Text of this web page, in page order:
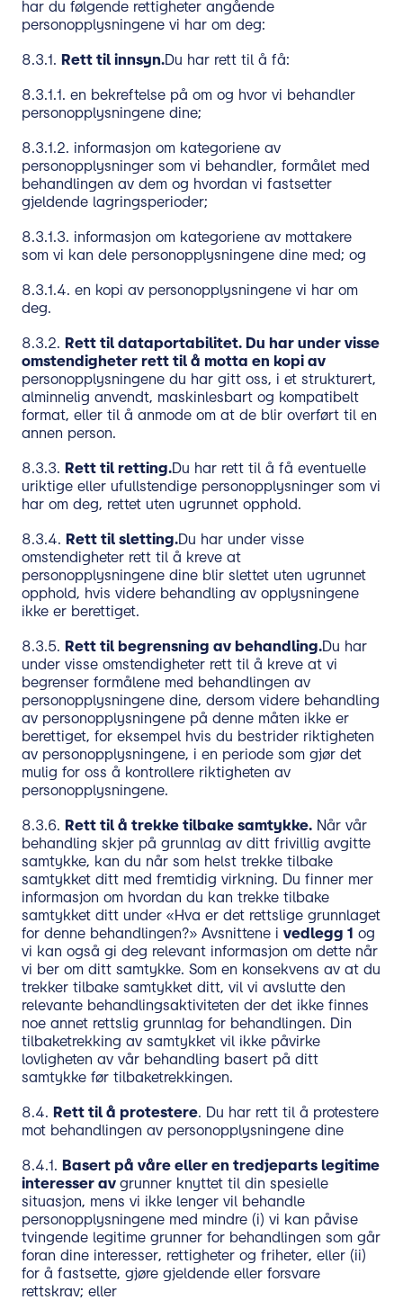
har du følgende rettigheter angående
personopplysningene vi har om deg:
8.3.1. Rett til innsyn.Du har rett til å få:
8.3.1.1. en bekreftelse på om og hvor vi behandler
personopplysningene dine;
8.3.1.2. informasjon om kategoriene av
personopplysninger som vi behandler, formålet med
behandlingen av dem og hvordan vi fastsetter
gjeldende lagringsperioder;
8.3.1.3. informasjon om kategoriene av mottakere
som vi kan dele personopplysningene dine med; og
8.3.1.4. en kopi av personopplysningene vi har om
deg.
8.3.2. Rett til dataportabilitet. Du har under visse
omstendigheter rett til å motta en kopi av
personopplysningene du har gitt oss, i et strukturert,
alminnelig anvendt, maskinlesbart og kompatibelt
format, eller til å anmode om at de blir overført til en
annen person.
8.3.3. Rett til retting.Du har rett til å få eventuelle
uriktige eller ufullstendige personopplysninger som vi
har om deg, rettet uten ugrunnet opphold.
8.3.4. Rett til sletting.Du har under visse
omstendigheter rett til å kreve at
personopplysningene dine blir slettet uten ugrunnet
opphold, hvis videre behandling av opplysningene
ikke er berettiget.
8.3.5. Rett til begrensning av behandling.Du har
under visse omstendigheter rett til å kreve at vi
begrenser formålene med behandlingen av
personopplysningene dine, dersom videre behandling
av personopplysningene på denne måten ikke er
berettiget, for eksempel hvis du bestrider riktigheten
av personopplysningene, i en periode som gjør det
mulig for oss å kontrollere riktigheten av
personopplysningene.
8.3.6. Rett til å trekke tilbake samtykke. Når vår
behandling skjer på grunnlag av ditt frivillig avgitte
samtykke, kan du når som helst trekke tilbake
samtykket ditt med fremtidig virkning. Du finner mer
informasjon om hvordan du kan trekke tilbake
samtykket ditt under «Hva er det rettslige grunnlaget
for denne behandlingen?» Avsnittene i vedlegg 1 og
vi kan også gi deg relevant informasjon om dette når
vi ber om ditt samtykke. Som en konsekvens av at du
trekker tilbake samtykket ditt, vil vi avslutte den
relevante behandlingsaktiviteten der det ikke finnes
noe annet rettslig grunnlag for behandlingen. Din
tilbaketrekking av samtykket vil ikke påvirke
lovligheten av vår behandling basert på ditt
samtykke før tilbaketrekkingen.
8.4. Rett til å protestere. Du har rett til å protestere
mot behandlingen av personopplysningene dine
8.4.1. Basert på våre eller en tredjeparts legitime
interesser av grunner knyttet til din spesielle
situasjon, mens vi ikke lenger vil behandle
personopplysningene med mindre (i) vi kan påvise
tvingende legitime grunner for behandlingen som går
foran dine interesser, rettigheter og friheter, eller (ii)
for å fastsette, gjøre gjeldende eller forsvare
rettskrav; eller